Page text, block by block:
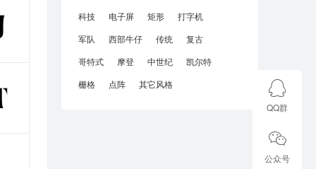
科技
电子屏 矩形
打字机
军队
西部牛仔 传统
复古
哥特式
摩登 中世纪
凯尔特
栅格
点阵
其它风格
QQ群
公众号